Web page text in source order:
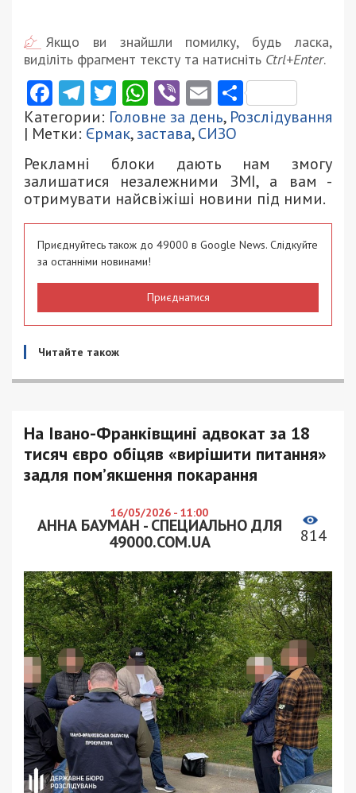
Якщо ви знайшли помилку, будь ласка,
виділіть фрагмент тексту та натисніть Ctrl+Enter.
Facebook
Telegram
Twitter
WhatsApp
ViberEmail
Категории: Головне за день, Розслідування
| Метки: Єрмак,застава,СИЗО
Рекламні блоки дають нам змогу
залишатися незалежними ЗМІ, а вам -
отримувати найсвіжіші новини під ними.
Приєднуйтесь також до 49000 в Google News. Слідкуйте
за останніми новинами!
Приєднатися
Читайте також
На Івано-Франківщині адвокат за 18
тисяч євро обіцяв «вирішити питання»
задля пом’якшення покарання
16/05/2026 - 11:00
АННА БАУМАН - СПЕЦИАЛЬНО ДЛЯ
49000.COM.UA
814